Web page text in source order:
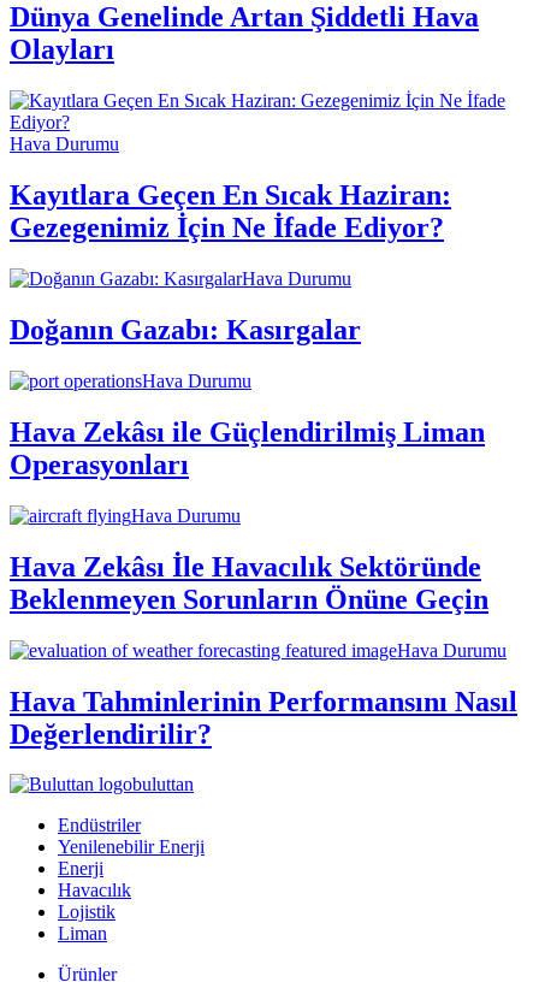
Dünya Genelinde Artan Şiddetli Hava
Olayları
Hava Durumu
Kayıtlara Geçen En Sıcak Haziran:
Gezegenimiz İçin Ne İfade Ediyor?
Hava Durumu
Doğanın Gazabı: Kasırgalar
Hava Durumu
Hava Zekâsı ile Güçlendirilmiş Liman
Operasyonları
Hava Durumu
Hava Zekâsı İle Havacılık Sektöründe
Beklenmeyen Sorunların Önüne Geçin
Hava Durumu
Hava Tahminlerinin Performansını Nasıl
Değerlendirilir?
buluttan
Endüstriler
Yenilenebilir Enerji
Enerji
Havacılık
Lojistik
Liman
Ürünler